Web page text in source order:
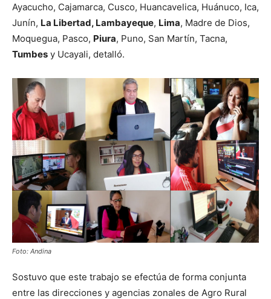
Ayacucho, Cajamarca, Cusco, Huancavelica, Huánuco, Ica,
Junín, La Libertad, Lambayeque, Lima, Madre de Dios,
Moquegua, Pasco, Piura, Puno, San Martín, Tacna,
Tumbes y Ucayali, detalló.
Foto: Andina
Sostuvo que este trabajo se efectúa de forma conjunta
entre las direcciones y agencias zonales de Agro Rural